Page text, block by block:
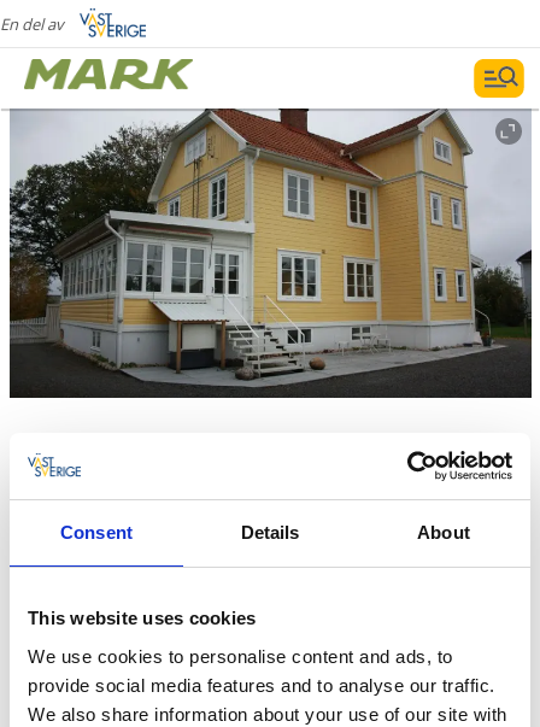
Consent Details About
This website uses cookies
We use cookies to personalise content and ads, to
provide social media features and to analyse our traffic.
We also share information about your use of our site with
En del av
Björketorp
kan du bo i en gammal genuin miljö med
mycket societets känsla. Vi vill gärna skämma
bort våra gäster med sköna sängar från Royal
Eden tidsenliga möbler.